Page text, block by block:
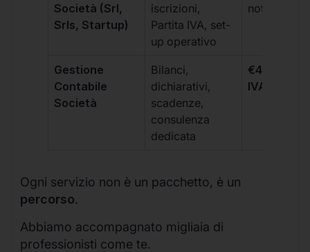
Società (Srl,
Srls, Startup)
iscrizioni,
Partita IVA, set-
up operativo
notarili
Gestione
Contabile
Società
Bilanci,
dichiarativi,
scadenze,
consulenza
dedicata
€499 +
IVA/
Ogni servizio non è un pacchetto, è un
percorso.
Abbiamo accompagnato migliaia di
professionisti come te.